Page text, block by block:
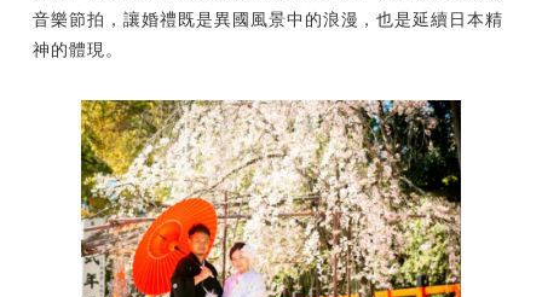
音樂節拍，讓婚禮既是異國風景中的浪漫，也是延續日本精
神的體現。